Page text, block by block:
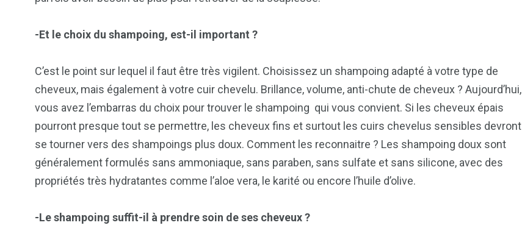
-Et le choix du shampoing, est-il important ?
C’est le point sur lequel il faut être très vigilent. Choisissez un shampoing adapté à votre type de
cheveux, mais également à votre cuir chevelu. Brillance, volume, anti-chute de cheveux ? Aujourd’hui,
vous avez l’embarras du choix pour trouver le shampoing qui vous convient. Si les cheveux épais
pourront presque tout se permettre, les cheveux fins et surtout les cuirs chevelus sensibles devront
se tourner vers des shampoings plus doux. Comment les reconnaitre ? Les shampoing doux sont
généralement formulés sans ammoniaque, sans paraben, sans sulfate et sans silicone, avec des
propriétés très hydratantes comme l’aloe vera, le karité ou encore l’huile d’olive.
-Le shampoing suffit-il à prendre soin de ses cheveux ?
1824 1
1
wedding
1
Weekend Break
7
Zimbabwe